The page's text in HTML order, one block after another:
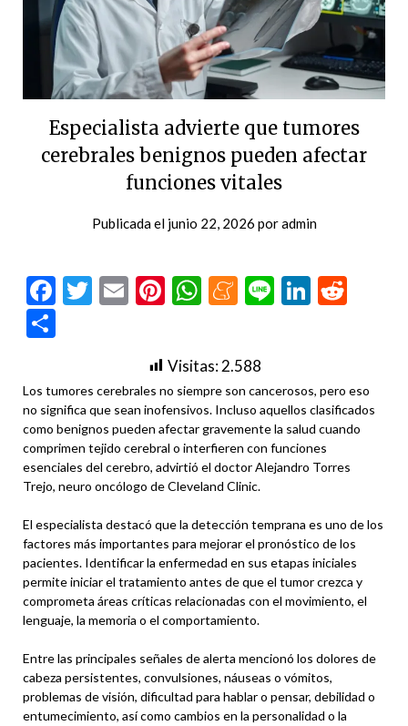
Especialista advierte que tumores
cerebrales benignos pueden afectar
funciones vitales
Publicada el junio 22, 2026 poradmin
Facebook
Twitter
EmailPinterest
WhatsApp
Meneame
Line
Visitas:2.588
Los tumores cerebrales no siempre son cancerosos, pero eso
no significa que sean inofensivos. Incluso aquellos clasificados
como benignos pueden afectar gravemente la salud cuando
comprimen tejido cerebral o interfieren con funciones
esenciales del cerebro, advirtió el doctor Alejandro Torres
Trejo, neuro oncólogo de Cleveland Clinic.
El especialista destacó que la detección temprana es uno de los
factores más importantes para mejorar el pronóstico de los
pacientes. Identificar la enfermedad en sus etapas iniciales
permite iniciar el tratamiento antes de que el tumor crezca y
comprometa áreas críticas relacionadas con el movimiento, el
lenguaje, la memoria o el comportamiento.
Entre las principales señales de alerta mencionó los dolores de
cabeza persistentes, convulsiones, náuseas o vómitos,
problemas de visión, dificultad para hablar o pensar, debilidad o
entumecimiento, así como cambios en la personalidad o la